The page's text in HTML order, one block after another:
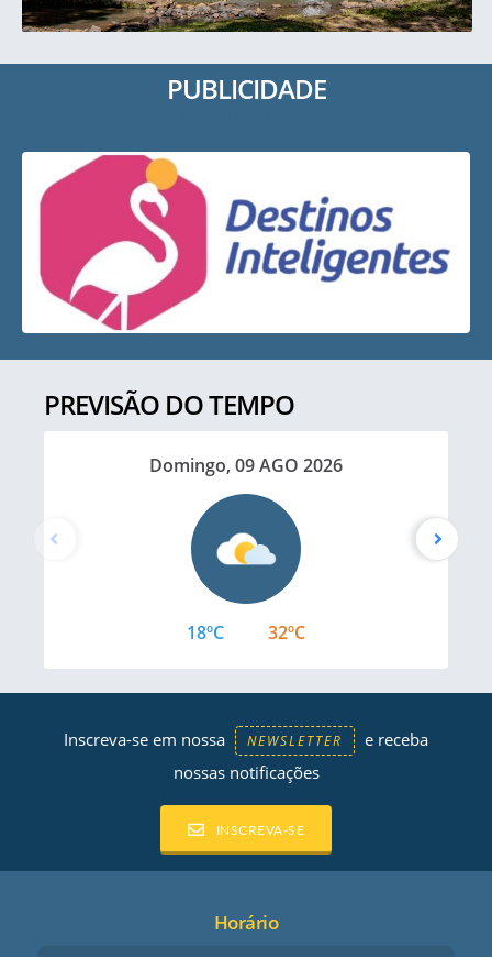
PUBLICIDADE
PREVISÃO DO TEMPO
Domingo, 09 AGO 2026
18ºC 32ºC
Inscreva-se em nossa NEWSLETTER
e receba
nossas notificações
INSCREVA-SE
Horário